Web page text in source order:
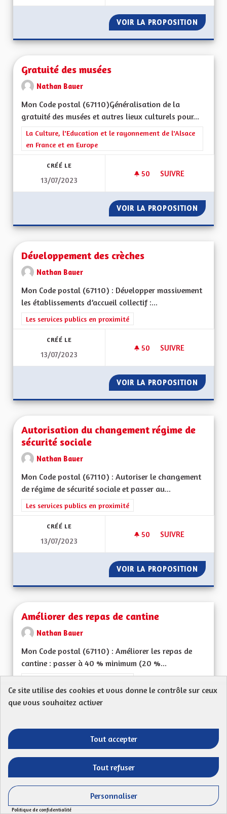
VOIR LA PROPOSITION
Gratuité des musées
Nathan Bauer
Mon Code postal (67110)Généralisation de la
gratuité des musées et autres lieux culturels pour...
Filtrer les résultats de la catégorie : La Culture, l'Education et
La Culture, l'Education et le rayonnement de l'Alsace
en France et en Europe
CRÉÉ LE
13/07/2023
50 50 ABONNÉS
SUIVRE
VOIR LA PROPOSITION
Développement des crèches
Nathan Bauer
Mon Code postal (67110) : Développer massivement
les établissements d’accueil collectif :...
Filtrer les résultats de la catégorie : Les services publics en
Les services publics en proximité
CRÉÉ LE
13/07/2023
50 50 ABONNÉS
SUIVRE
VOIR LA PROPOSITION
Autorisation du changement régime de
sécurité sociale
Nathan Bauer
Mon Code postal (67110) : Autoriser le changement
de régime de sécurité sociale et passer au...
Filtrer les résultats de la catégorie : Les services publics en
Les services publics en proximité
CRÉÉ LE
13/07/2023
50 50 ABONNÉS
SUIVRE
VOIR LA PROPOSITION
Améliorer des repas de cantine
Nathan Bauer
Mon Code postal (67110) : Améliorer les repas de
cantine : passer à 40 % minimum (20 %...
CRÉÉ LE
VOIR LA PROPOSITION
Tarification sociale et plafonnement des
tarifs de cantine
Ce site utilise des cookies et vous donne le contrôle sur ceux
que vous souhaitez activer
Tout accepter
Tout refuser
Personnaliser
Politique de confidentialité